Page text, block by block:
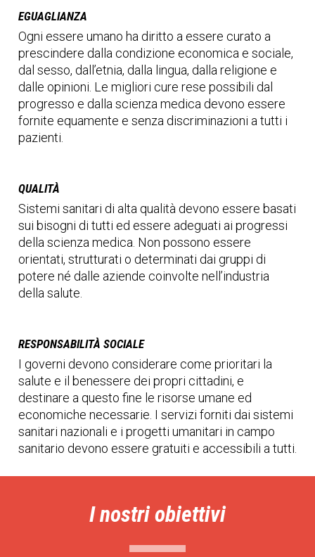
EGUAGLIANZA
Ogni essere umano ha diritto a essere curato a
prescindere dalla condizione economica e sociale,
dal sesso, dall’etnia, dalla lingua, dalla religione e
dalle opinioni. Le migliori cure rese possibili dal
progresso e dalla scienza medica devono essere
fornite equamente e senza discriminazioni a tutti i
pazienti.
QUALITÀ
Sistemi sanitari di alta qualità devono essere basati
sui bisogni di tutti ed essere adeguati ai progressi
della scienza medica. Non possono essere
orientati, strutturati o determinati dai gruppi di
potere né dalle aziende coinvolte nell’industria
della salute.
RESPONSABILITÀ SOCIALE
I governi devono considerare come prioritari la
salute e il benessere dei propri cittadini, e
destinare a questo fine le risorse umane ed
economiche necessarie. I servizi forniti dai sistemi
sanitari nazionali e i progetti umanitari in campo
sanitario devono essere gratuiti e accessibili a tutti.
I nostri obiettivi